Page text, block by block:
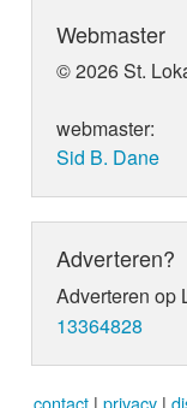
Webmaster
© 2026 St.
webmaster:
Sid B. Dane
Adverteren?
Adverteren op
13364828
contact | privacy |